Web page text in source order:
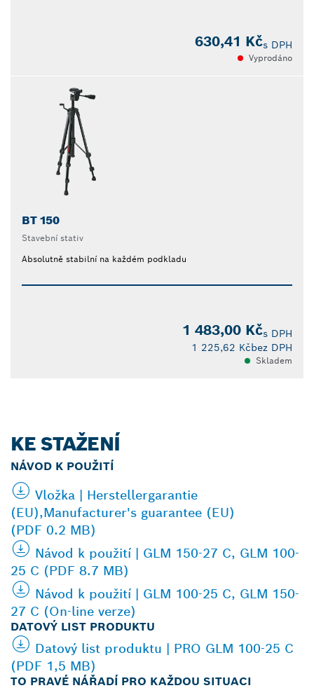
630,41 Kčs DPH
Vyprodáno
BT 150
Stavební stativ
Absolutně stabilní na každém podkladu
1 483,00 Kčs DPH
1 225,62 Kčbez DPH
Skladem
KE STAŽENÍ
NÁVOD K POUŽITÍ
Vložka | Herstellergarantie
(EU),Manufacturer's guarantee (EU)
(PDF 0.2 MB)
Návod k použití | GLM 150-27 C, GLM 100-
25 C (PDF 8.7 MB)
Návod k použití | GLM 100-25 C, GLM 150-
27 C (On-line verze)
DATOVÝ LIST PRODUKTU
Datový list produktu | PRO GLM 100-25 C
(PDF 1,5 MB)
TO PRAVÉ NÁŘADÍ PRO KAŽDOU SITUACI